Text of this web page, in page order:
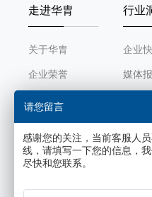
走进华胄
关于华胄
企业荣誉
发展历程
组织架构
企业文化
行业
企业
媒体
请您留言
感谢您的关注，当前客服人
线，请填写一下您的信息，
尽快和您联系。